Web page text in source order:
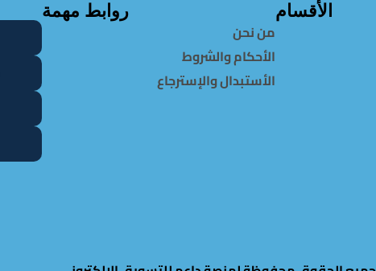
الأقسام روابط مهمة
من نحن
الأحكام والشروط
الأستبدال والإسترجاع